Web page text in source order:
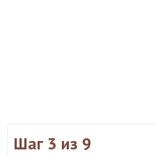
Шаг 3 из 9